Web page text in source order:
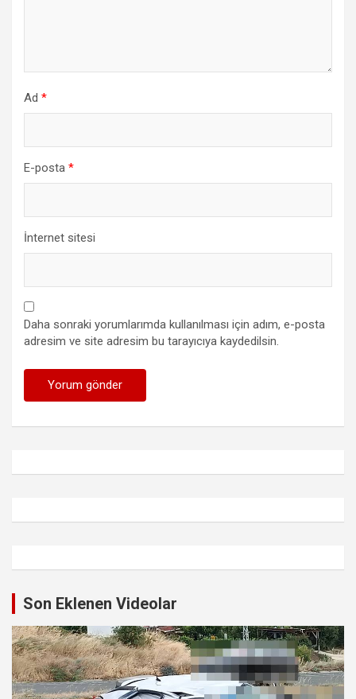
Ad *
E-posta *
İnternet sitesi
Daha sonraki yorumlarımda kullanılması için adım, e-posta
adresim ve site adresim bu tarayıcıya kaydedilsin.
Son Eklenen Videolar